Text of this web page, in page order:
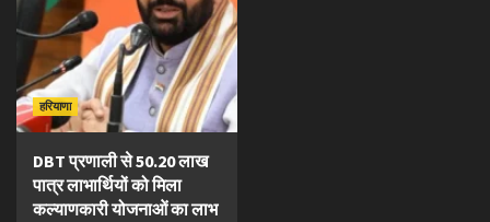
हरियाणा
DBT प्रणाली से 50.20 लाख
पात्र लाभार्थियों को मिला
कल्याणकारी योजनाओं का लाभ